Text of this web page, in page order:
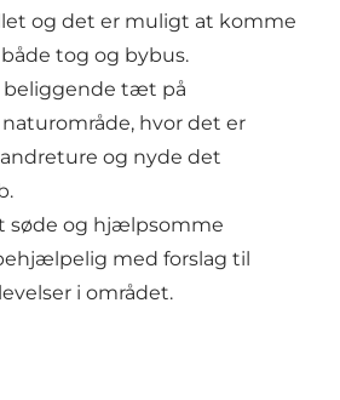
og det er muligt at komme
tog og bybus.
beliggende tæt på
hvor det er
og nyde det
søde og hjælpsomme
med forslag til
i området.